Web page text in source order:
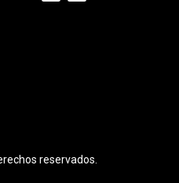
reservados.